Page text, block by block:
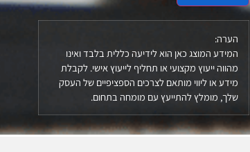
הערה:
המידע המוצג כאן הוא לידיעה כללית בלבד ואינו
מהווה ייעוץ מקצועי או תחליף לייעוץ אישי. לקבלת
מידע או ליווי מותאם לצרכים הספציפיים של העסק
שלך, מומלץ להתייעץ עם מומחה בתחום.